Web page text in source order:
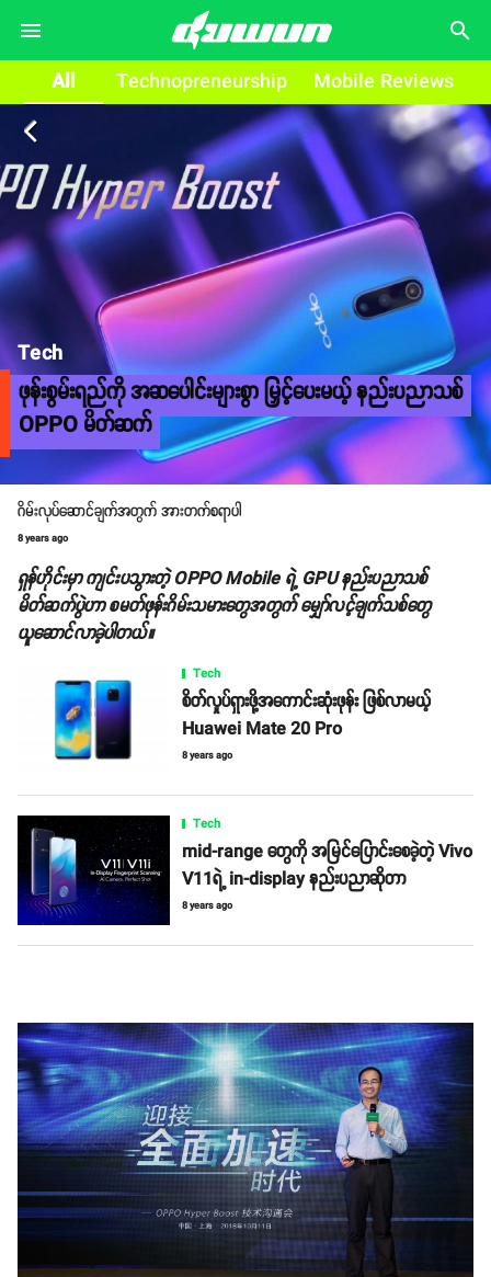
search
All Technopreneurship Mobile Reviews
arrow_back_ios
Tech
ဖုန်းစွမ်းရည်ကို အဆပေါင်းများစွာ မြှင့်ပေးမယ့် နည်းပညာသစ်
OPPO မိတ်ဆက်
ဂိမ်းလုပ်ဆောင်ချက်အတွက် အားတက်စရာပါ
8 years ago
ရှန်ဟိုင်းမှာ ကျင်းပသွားတဲ့ OPPO Mobile ရဲ့ GPU နည်းပညာသစ်
မိတ်ဆက်ပွဲဟာ စမတ်ဖုန်းဂိမ်းသမားတွေအတွက် မျှော်လင့်ချက်သစ်တွေ
ယူဆောင်လာခဲ့ပါတယ်။
Tech
စိတ်လှုပ်ရှားဖို့အကောင်းဆုံးဖုန်း ဖြစ်လာမယ့်
Huawei Mate 20 Pro
8 years ago
Tech
mid-range တွေကို အမြင်ပြောင်းစေခဲ့တဲ့ Vivo
V11ရဲ့ in-display နည်းပညာဆိုတာ
8 years ago